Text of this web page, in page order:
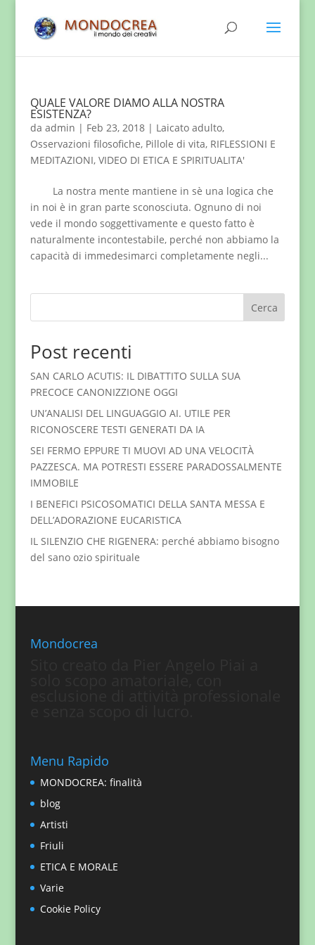
QUALE VALORE DIAMO ALLA NOSTRA
ESISTENZA?
da admin | Feb 23, 2018| Laicato adulto,
Osservazioni filosofiche, Pillole di vita, RIFLESSIONI E
MEDITAZIONI, VIDEO DI ETICA E SPIRITUALITA'
La nostra mente mantiene in sè una logica che
in noi è in gran parte sconosciuta. Ognuno di noi
vede il mondo soggettivamente e questo fatto è
naturalmente incontestabile, perché non abbiamo la
capacità di immedesimarci completamente negli...
Cerca
Post recenti
SAN CARLO ACUTIS: IL DIBATTITO SULLA SUA
PRECOCE CANONIZZIONE OGGI
UN’ANALISI DEL LINGUAGGIO AI. UTILE PER
RICONOSCERE TESTI GENERATI DA IA
SEI FERMO EPPURE TI MUOVI AD UNA VELOCITÀ
PAZZESCA. MA POTRESTI ESSERE PARADOSSALMENTE
IMMOBILE
I BENEFICI PSICOSOMATICI DELLA SANTA MESSA E
DELL’ADORAZIONE EUCARISTICA
IL SILENZIO CHE RIGENERA: perché abbiamo bisogno
del sano ozio spirituale
Mondocrea
Menu Rapido
MONDOCREA: finalità
blog
Artisti
Friuli
ETICA E MORALE
Varie
Cookie Policy